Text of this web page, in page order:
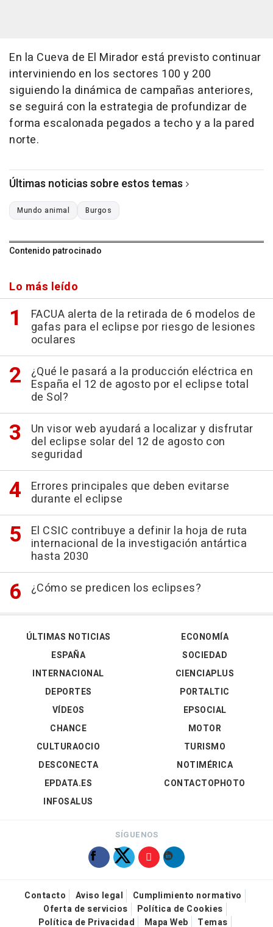
En la Cueva de El Mirador está previsto continuar
interviniendo en los sectores 100 y 200
siguiendo la dinámica de campañas anteriores,
se seguirá con la estrategia de profundizar de
forma escalonada pegados a techo y a la pared
norte.
Últimas noticias sobre estos temas
Mundo animal Burgos
Contenido patrocinado
Lo más leído
FACUA alerta de la retirada de 6 modelos de
gafas para el eclipse por riesgo de lesiones
oculares
¿Qué le pasará a la producción eléctrica en
España el 12 de agosto por el eclipse total
de Sol?
Un visor web ayudará a localizar y disfrutar
del eclipse solar del 12 de agosto con
seguridad
Errores principales que deben evitarse
durante el eclipse
El CSIC contribuye a definir la hoja de ruta
internacional de la investigación antártica
hasta 2030
¿Cómo se predicen los eclipses?
ÚLTIMAS NOTICIAS
ESPAÑA
INTERNACIONAL
DEPORTES
VÍDEOS
ECONOMÍA
SOCIEDAD
CIENCIAPLUS
PORTALTIC
EPSOCIAL
CHANCE
CULTURAOCIO
DESCONECTA
EPDATA.ES
INFOSALUS
MOTOR
TURISMO
NOTIMÉRICA
CONTACTOPHOTO
SÍGUENOS
Contacto Aviso legal
Cumplimiento normativo
Oferta de servicios
Política de Cookies
Política de Privacidad
Mapa Web Temas